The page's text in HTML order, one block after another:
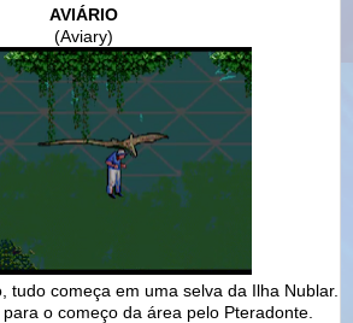
AVIÁRIO
(Aviary)
tudo começa em uma selva da Ilha Nublar.
o começo da área pelo Pteradonte.